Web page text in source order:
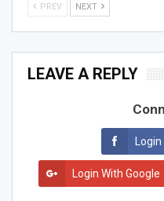
PREV NEXT
LEAVE A REPLY
Login With Google